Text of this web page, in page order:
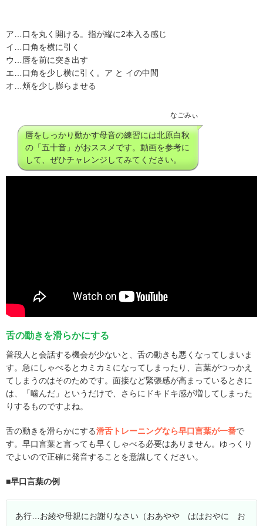
ア…口を丸く開ける。指が縦に2本入る感じ
イ…口角を横に引く
ウ…唇を前に突き出す
エ…口角を少し横に引く。ア と イの中間
オ…頬を少し膨らませる
なごみぃ
唇をしっかり動かす母音の練習には北原白秋
の「五十音」がおススメです。動画を参考に
して、ぜひチャレンジしてみてください。
舌の動きを滑らかにする
普段人と会話する機会が少ないと、舌の動きも悪くなってしまいま
す。急にしゃべるとカミカミになってしまったり、言葉がつっかえ
てしまうのはそのためです。面接など緊張感が高まっているときに
は、「噛んだ」というだけで、さらにドキドキ感が増してしまった
りするものですよね。
舌の動きを滑らかにする滑舌トレーニングなら早口言葉が一番で
す。早口言葉と言っても早くしゃべる必要はありません。ゆっくり
でよいので正確に発音することを意識してください。
■早口言葉の例
あ行…お綾や母親にお謝りなさい（おあやや ははおやに お